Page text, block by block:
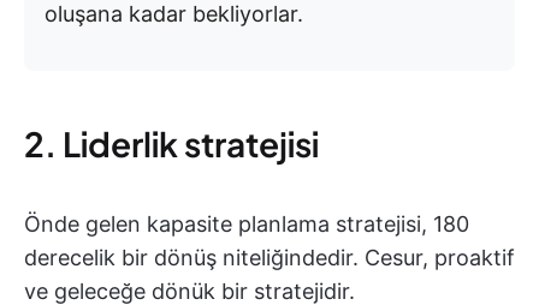
oluşana kadar bekliyorlar.
2. Liderlik stratejisi
Önde gelen kapasite planlama stratejisi, 180
derecelik bir dönüş niteliğindedir. Cesur, proaktif
ve geleceğe dönük bir stratejidir.